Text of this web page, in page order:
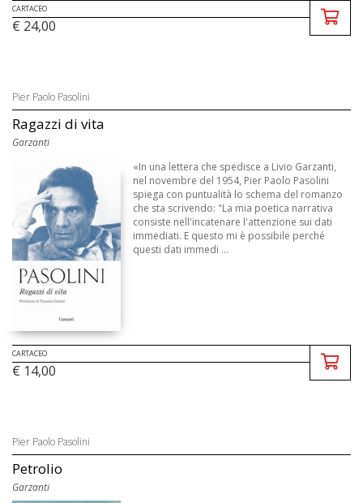
CARTACEO
€ 24,00
Pier Paolo Pasolini
Ragazzi di vita
Garzanti
«In una lettera che spedisce a Livio Garzanti,
nel novembre del 1954, Pier Paolo Pasolini
spiega con puntualità lo schema del romanzo
che sta scrivendo: "La mia poetica narrativa
consiste nell'incatenare l'attenzione sui dati
immediati. E questo mi è possibile perché
questi dati immedi ...
CARTACEO
€ 14,00
Pier Paolo Pasolini
Petrolio
Garzanti